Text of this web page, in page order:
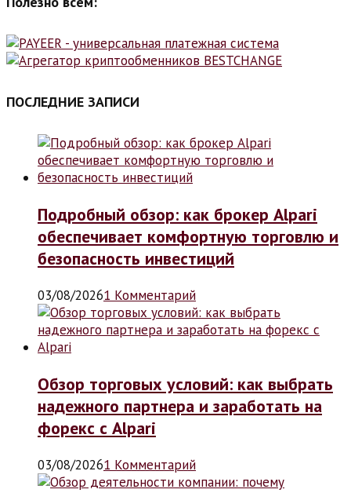
ПОСЛЕДНИЕ ЗАПИСИ
Подробный обзор: как брокер Alpari
обеспечивает комфортную торговлю и
безопасность инвестиций
03/08/20261 Комментарий
Обзор торговых условий: как выбрать
надежного партнера и заработать на
форекс с Alpari
03/08/20261 Комментарий